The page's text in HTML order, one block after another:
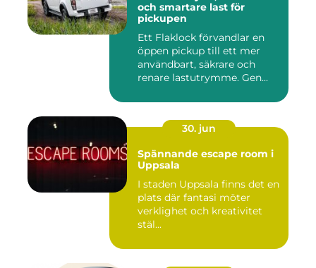
och smartare last för
pickupen
Ett Flaklock förvandlar en
öppen pickup till ett mer
användbart, säkrare och
renare lastutrymme. Gen...
30. jun
Spännande escape room i
Uppsala
I staden Uppsala finns det en
plats där fantasi möter
verklighet och kreativitet
stäl...